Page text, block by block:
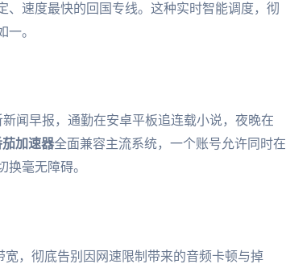
速度最快的回国专线。这种实时智能调度，彻
一。
闻早报，通勤在安卓平板追连载小说，夜晚在
茄加速器全面兼容主流系统，一个账号允许同时在
毫无障碍。
宽，彻底告别因网速限制带来的音频卡顿与掉